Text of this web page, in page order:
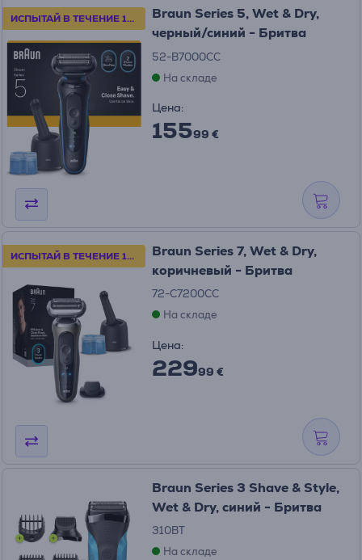
ИСПЫТАЙ В ТЕЧЕНИЕ 100 ДНЕЙ
Braun Series 5, Wet & Dry,
черный/синий - Бритва
52-B7000CC
На складе
Цена:
15599 €
ИСПЫТАЙ В ТЕЧЕНИЕ 100 ДНЕЙ
Braun Series 7, Wet & Dry,
коричневый - Бритва
72-C7200CC
На складе
Цена:
22999 €
Braun Series 3 Shave & Style,
Wet & Dry, синий - Бритва
310BT
На складе